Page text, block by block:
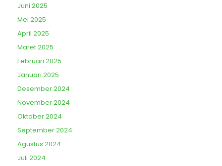
Juni 2025
Mei 2025
April 2025
Maret 2025
Februari 2025
Januari 2025
Desember 2024
November 2024
Oktober 2024
September 2024
Agustus 2024
Juli 2024